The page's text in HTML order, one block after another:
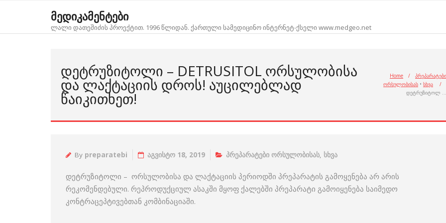
მედიკამენტები
ლალი დათეშიძის პროექტით. 1996 წლიდან. ქართული სამედიცინო ინტერნეტ-ქსელი www.medgeo.net
ᲓᲔᲢᲠᲣᲖᲘᲢᲝᲚᲘ – DETRUSITOL ᲝᲠᲡᲣᲚᲝᲑᲘᲡᲐ
ᲓᲐ ᲚᲐᲥᲢᲐᲪᲘᲘᲡ ᲓᲠᲝᲡ! ᲐᲣᲪᲘᲚᲔᲑᲚᲐᲓ
ᲬᲐᲘᲙᲘᲗᲮᲔᲗ!
Home /
პრეპარატები
ორსულობისას • სხვა
/
დეტრუზიტოლ …
By preparatebi აგვისტო 18, 2019 პრეპარატები ორსულობისას, სხვა
დეტრუზიტოლი – ორსულობისა და ლაქტაციის პერიოდში პრეპარატის გამოყენება არ არის
რეკომენდებული. რეპროდუქციულ ასაკში მყოფ ქალებში პრეპარატი გამოიყენება საიმედო
კონტრაცეპტივებთან კომბინაციაში.